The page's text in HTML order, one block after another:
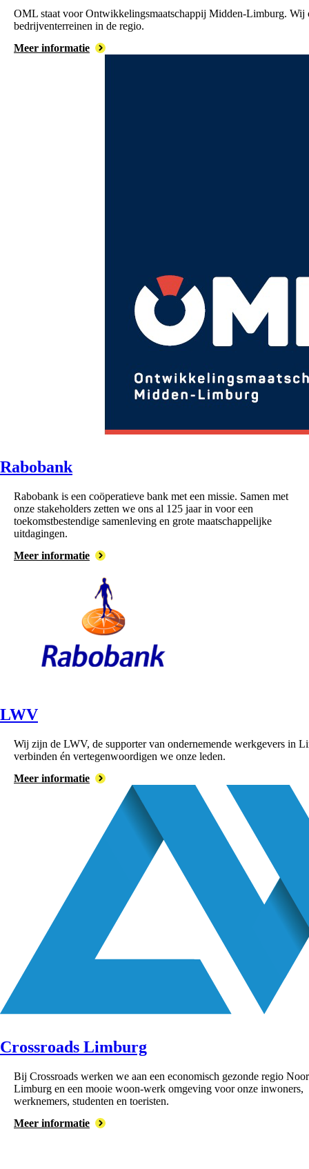
OML staat voor Ontwikkelingsmaatschappij Midden-Limburg. Wij
bedrijventerreinen in de regio.
Meer informatie
Rabobank
Rabobank is een coöperatieve bank met een missie. Samen met
onze stakeholders zetten we ons al 125 jaar in voor een
toekomstbestendige samenleving en grote maatschappelijke
uitdagingen.
Meer informatie
LWV
Wij zijn de LWV, de supporter van ondernemende werkgevers in
verbinden én vertegenwoordigen we onze leden.
Meer informatie
Crossroads Limburg
Bij Crossroads werken we aan een economisch gezonde regio
Limburg en een mooie woon-werk omgeving voor onze inwoners,
werknemers, studenten en toeristen.
Meer informatie